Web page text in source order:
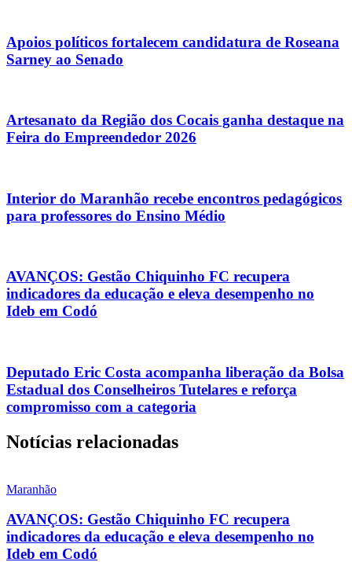
Apoios políticos fortalecem candidatura de Roseana
Sarney ao Senado
Artesanato da Região dos Cocais ganha destaque na
Feira do Empreendedor 2026
Interior do Maranhão recebe encontros pedagógicos
para professores do Ensino Médio
AVANÇOS: Gestão Chiquinho FC recupera
indicadores da educação e eleva desempenho no
Ideb em Codó
Deputado Eric Costa acompanha liberação da Bolsa
Estadual dos Conselheiros Tutelares e reforça
compromisso com a categoria
Notícias relacionadas
Maranhão
AVANÇOS: Gestão Chiquinho FC recupera
indicadores da educação e eleva desempenho no
Ideb em Codó